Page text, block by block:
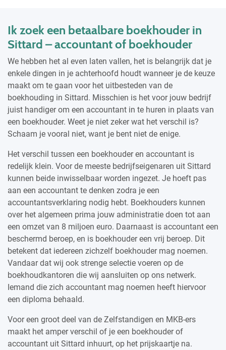
Ik zoek een betaalbare boekhouder in
Sittard – accountant of boekhouder
We hebben het al even laten vallen, het is belangrijk dat je
enkele dingen in je achterhoofd houdt wanneer je de keuze
maakt om te gaan voor het uitbesteden van de
boekhouding in Sittard. Misschien is het voor jouw bedrijf
juist handiger om een accountant in te huren in plaats van
een boekhouder. Weet je niet zeker wat het verschil is?
Schaam je vooral niet, want je bent niet de enige.
Het verschil tussen een boekhouder en accountant is
redelijk klein. Voor de meeste bedrijfseigenaren uit Sittard
kunnen beide inwisselbaar worden ingezet. Je hoeft pas
aan een accountant te denken zodra je een
accountantsverklaring nodig hebt. Boekhouders kunnen
over het algemeen prima jouw administratie doen tot aan
een omzet van 8 miljoen euro. Daarnaast is accountant een
beschermd beroep, en is boekhouder een vrij beroep. Dit
betekent dat iedereen zichzelf boekhouder mag noemen.
Vandaar dat wij ook strenge selectie voeren op de
boekhoudkantoren die wij aansluiten op ons netwerk.
Iemand die zich accountant mag noemen heeft hiervoor
een diploma behaald.
Voor een groot deel van de Zelfstandigen en MKB-ers
maakt het amper verschil of je een boekhouder of
accountant uit Sittard inhuurt, op het prijskaartje na.